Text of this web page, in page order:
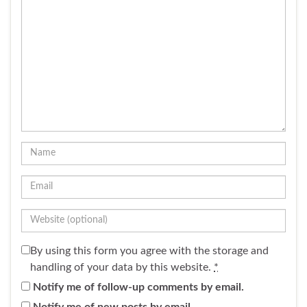
By using this form you agree with the storage and
handling of your data by this website. *
Notify me of follow-up comments by email.